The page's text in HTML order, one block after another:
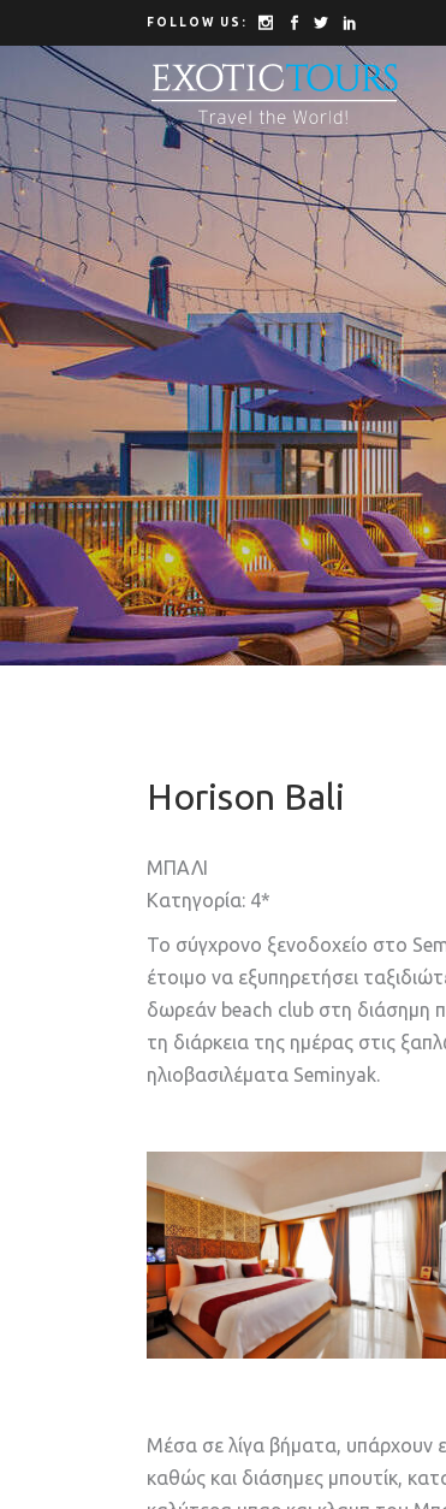
FOLLOW US:
Horison Bali
ΜΠΑΛΙ
Κατηγορία: 4*
Το σύγχρονο ξενοδοχείο στο
έτοιμο να εξυπηρετήσει
δωρεάν beach club στη διάσημη
τη διάρκεια της ημέρας στις
ηλιοβασιλέματα Seminyak.
Μέσα σε λίγα βήματα, υπάρχουν
καθώς και διάσημες μπουτίκ,